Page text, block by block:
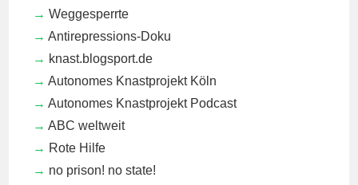
Weggesperrte
Antirepressions-Doku
knast.blogsport.de
Autonomes Knastprojekt Köln
Autonomes Knastprojekt Podcast
ABC weltweit
Rote Hilfe
no prison! no state!